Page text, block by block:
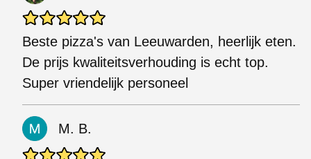
Beste pizza's van Leeuwarden, heerlijk eten.
De prijs kwaliteitsverhouding is echt top.
Super vriendelijk personeel
M. B.